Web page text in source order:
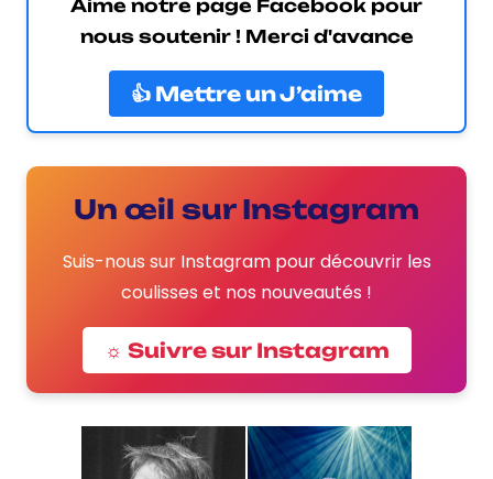
Aime notre page Facebook pour
nous soutenir ! Merci d'avance
👍 Mettre un J’aime
Un œil sur Instagram
Suis-nous sur Instagram pour découvrir les
coulisses et nos nouveautés !
☼ Suivre sur Instagram